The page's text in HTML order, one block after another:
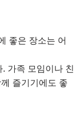
좋은 장소는 어
가족 모임이나 친
즐기기에도 좋